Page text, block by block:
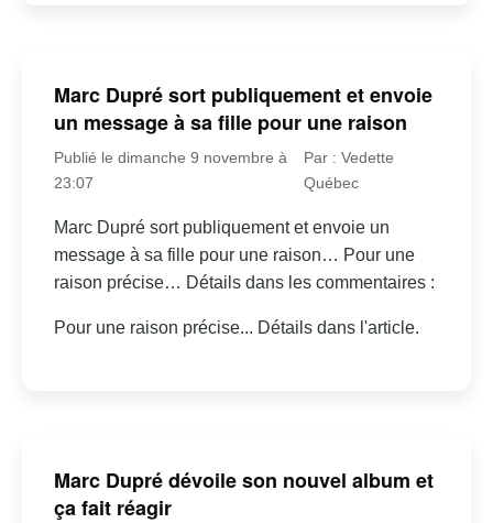
Marc Dupré sort publiquement et envoie
un message à sa fille pour une raison
Publié le dimanche 9 novembre à
23:07
Par : Vedette
Québec
Marc Dupré sort publiquement et envoie un
message à sa fille pour une raison… Pour une
raison précise… Détails dans les commentaires :
Pour une raison précise... Détails dans l'article.
Marc Dupré dévoile son nouvel album et
ça fait réagir